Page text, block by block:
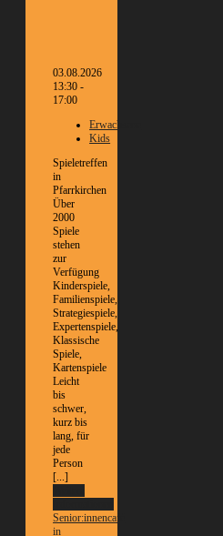
03.08.2026
13:30 -
17:00
Erwachsene
Kids
Spieletreffen
in
Pfarrkirchen
Über
2000
Spiele
stehen
zur
Verfügung
Kinderspiele,
Familienspiele,
Strategiespiele,
Expertenspiele,
Klassische
Spiele,
Kartenspiele
Leicht
bis
schwer,
kurz bis
lang, für
jede
Person
[...]
Senior:innencafé
in